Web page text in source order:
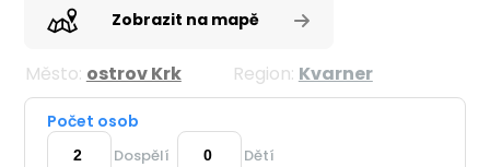
Zobrazit na mapě
Město: ostrov Krk Region: Kvarner
Počet osob
Dospělí Dětí